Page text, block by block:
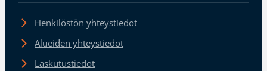
Henkilöstön yhteystiedot
Alueiden yhteystiedot
Laskutustiedot